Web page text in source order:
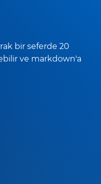
bir seferde 20
ve markdown'a